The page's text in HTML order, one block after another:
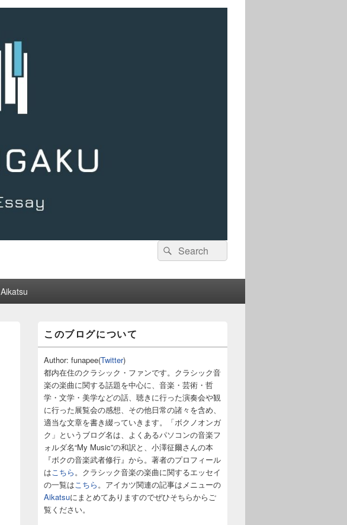
検
索:
検
索
Aikatsu
ン
サ
イ
ド
バ
ー
ウ
ィ
ジ
エ
リ
ア
このブログについて
Author: funapee(Twitter)
都内在住のクラシック・ファンです。クラシック音
楽の楽曲に関する話題を中心に、音楽・芸術・哲
学・文学・美学などの話、聴きに行った演奏会や観
に行った展覧会の感想、その他日常の諸々を含め、
適当な文章を書き綴っていきます。「ボクノオンガ
ク」というブログ名は、よくあるパソコンの音楽フ
ォルダ名“My Music”の和訳と、小澤征爾さんの本
『ボクの音楽武者修行』から。著者のプロフィール
はこちら。クラシック音楽の楽曲に関するエッセイ
の一覧はこちら。アイカツ関連の記事はメニューの
Aikatsuにまとめてありますのでぜひそちらからご
覧ください。